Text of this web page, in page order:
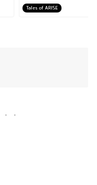
Tales of ARISE